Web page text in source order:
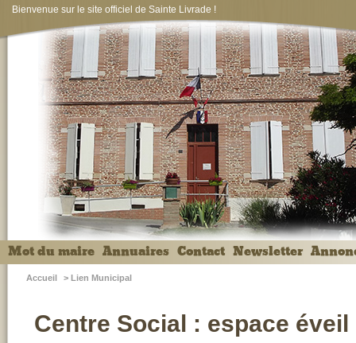
Bienvenue sur le site officiel de Sainte Livrade !
Mot du maire Annuaires Contact Newsletter
Accueil > Lien Municipal
Centre Social : espace éveil